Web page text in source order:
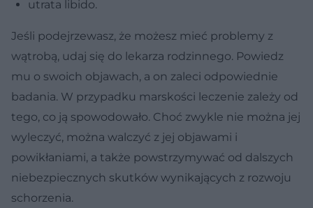
utrata libido.
Jeśli podejrzewasz, że możesz mieć problemy z
wątrobą, udaj się do lekarza rodzinnego. Powiedz
mu o swoich objawach, a on zaleci odpowiednie
badania. W przypadku marskości leczenie zależy od
tego, co ją spowodowało. Choć zwykle nie można jej
wyleczyć, można walczyć z jej objawami i
powikłaniami, a także powstrzymywać od dalszych
niebezpiecznych skutków wynikających z rozwoju
schorzenia.